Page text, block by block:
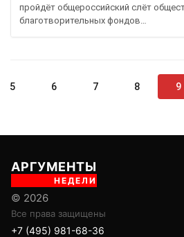
пройдёт общероссийский слёт
благотворительных фондов…
5 6 7 8 9
АРГУМЕНТЫ
НЕДЕЛИ
© 2026
Все права защищены
+7 (495) 981-68-36